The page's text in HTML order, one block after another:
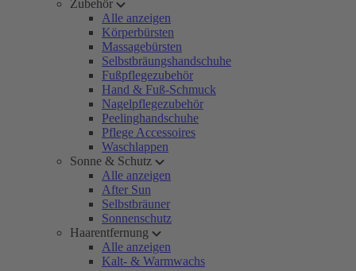
Zubehör
Alle anzeigen
Körperbürsten
Massagebürsten
Selbstbräungshandschuhe
Fußpflegezubehör
Hand & Fuß-Schmuck
Nagelpflegezubehör
Peelinghandschuhe
Pflege Accessoires
Waschlappen
Sonne & Schutz
Alle anzeigen
After Sun
Selbstbräuner
Sonnenschutz
Haarentfernung
Alle anzeigen
Kalt- & Warmwachs